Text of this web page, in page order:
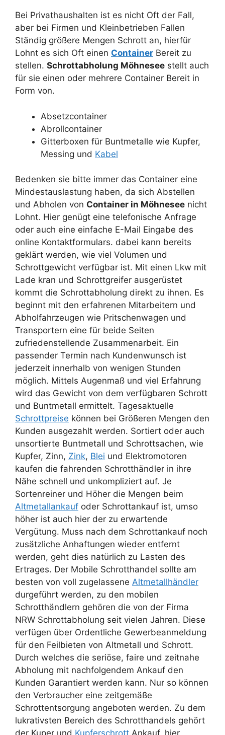
Bei Privathaushalten ist es nicht Oft der Fall,
aber bei Firmen und Kleinbetrieben Fallen
Ständig größere Mengen Schrott an, hierfür
Lohnt es sich Oft einen Container Bereit zu
stellen. Schrottabholung Möhnesee stellt auch
für sie einen oder mehrere Container Bereit in
Form von.
Absetzcontainer
Abrollcontainer
Gitterboxen für Buntmetalle wie Kupfer,
Messing und Kabel
Bedenken sie bitte immer das Container eine
Mindestauslastung haben, da sich Abstellen
und Abholen von Container in Möhnesee nicht
Lohnt. Hier genügt eine telefonische Anfrage
oder auch eine einfache E-Mail Eingabe des
online Kontaktformulars. dabei kann bereits
geklärt werden, wie viel Volumen und
Schrottgewicht verfügbar ist. Mit einen Lkw mit
Lade kran und Schrottgreifer ausgerüstet
kommt die Schrottabholung direkt zu ihnen. Es
beginnt mit den erfahrenen Mitarbeitern und
Abholfahrzeugen wie Pritschenwagen und
Transportern eine für beide Seiten
zufriedenstellende Zusammenarbeit. Ein
passender Termin nach Kundenwunsch ist
jederzeit innerhalb von wenigen Stunden
möglich. Mittels Augenmaß und viel Erfahrung
wird das Gewicht von dem verfügbaren Schrott
und Buntmetall ermittelt. Tagesaktuelle
Schrottpreise können bei Größeren Mengen den
Kunden ausgezahlt werden. Sortiert oder auch
unsortierte Buntmetall und Schrottsachen, wie
Kupfer, Zinn, Zink, Blei und Elektromotoren
kaufen die fahrenden Schrotthändler in ihre
Nähe schnell und unkompliziert auf. Je
Sortenreiner und Höher die Mengen beim
Altmetallankauf oder Schrottankauf ist, umso
höher ist auch hier der zu erwartende
Vergütung. Muss nach dem Schrottankauf noch
zusätzliche Anhaftungen wieder entfernt
werden, geht dies natürlich zu Lasten des
Ertrages. Der Mobile Schrotthandel sollte am
besten von voll zugelassene Altmetallhändler
durgeführt werden, zu den mobilen
Schrotthändlern gehören die von der Firma
NRW Schrottabholung seit vielen Jahren. Diese
verfügen über Ordentliche Gewerbeanmeldung
für den Feilbieten von Altmetall und Schrott.
Durch welches die seriöse, faire und zeitnahe
Abholung mit nachfolgendem Ankauf den
Kunden Garantiert werden kann. Nur so können
den Verbraucher eine zeitgemäße
Schrottentsorgung angeboten werden. Zu dem
lukrativsten Bereich des Schrotthandels gehört